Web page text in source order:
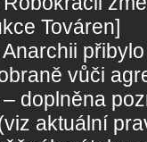
Továren]
vůči
– doplněna
aktuální